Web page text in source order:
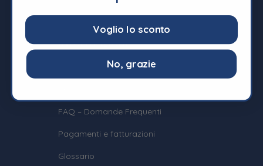
Informazioni
Termini e Condizioni
FAQ – Domande Frequenti
Pagamenti e fatturazioni
Glossario
Voglio lo sconto
No, grazie